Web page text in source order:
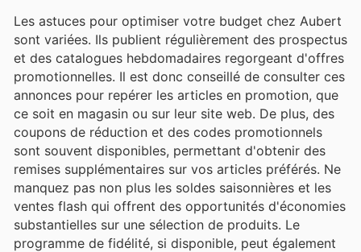
Les astuces pour optimiser votre budget chez Aubert
sont variées. Ils publient régulièrement des prospectus
et des catalogues hebdomadaires regorgeant d'offres
promotionnelles. Il est donc conseillé de consulter ces
annonces pour repérer les articles en promotion, que
ce soit en magasin ou sur leur site web. De plus, des
coupons de réduction et des codes promotionnels
sont souvent disponibles, permettant d'obtenir des
remises supplémentaires sur vos articles préférés. Ne
manquez pas non plus les soldes saisonnières et les
ventes flash qui offrent des opportunités d'économies
substantielles sur une sélection de produits. Le
programme de fidélité, si disponible, peut également